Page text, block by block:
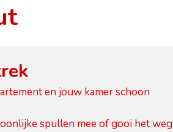
en jouw kamer schoon
spullen mee of gooi het weg